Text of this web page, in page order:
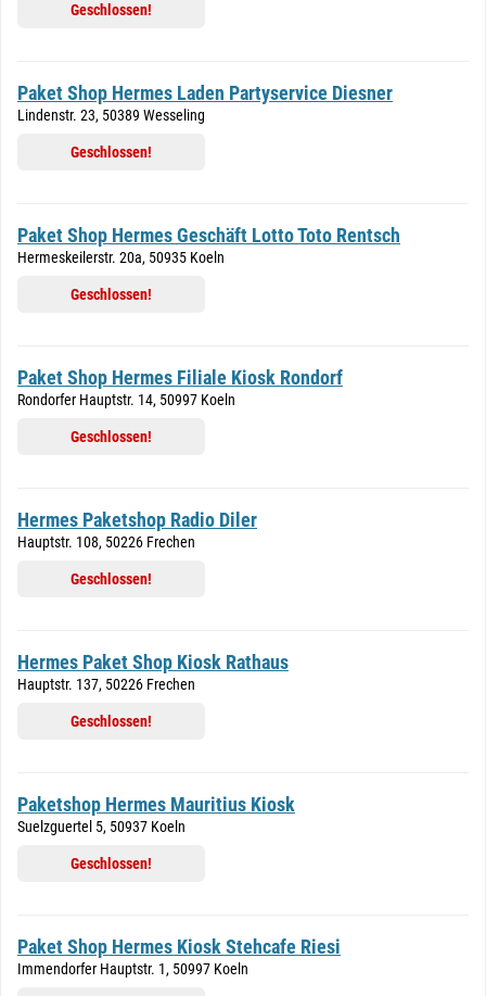
Geschlossen!
Paket Shop Hermes Laden Partyservice Diesner
Lindenstr. 23, 50389 Wesseling
Geschlossen!
Paket Shop Hermes Geschäft Lotto Toto Rentsch
Hermeskeilerstr. 20a, 50935 Koeln
Geschlossen!
Paket Shop Hermes Filiale Kiosk Rondorf
Rondorfer Hauptstr. 14, 50997 Koeln
Geschlossen!
Hermes Paketshop Radio Diler
Hauptstr. 108, 50226 Frechen
Geschlossen!
Hermes Paket Shop Kiosk Rathaus
Hauptstr. 137, 50226 Frechen
Geschlossen!
Paketshop Hermes Mauritius Kiosk
Suelzguertel 5, 50937 Koeln
Geschlossen!
Paket Shop Hermes Kiosk Stehcafe Riesi
Immendorfer Hauptstr. 1, 50997 Koeln